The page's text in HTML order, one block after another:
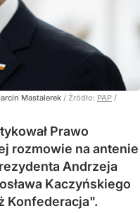
Mastalerek / Źródło: PAP /
Prawo
rozmowie na antenie
Andrzeja
Kaczyńskiego
Konfederacja".